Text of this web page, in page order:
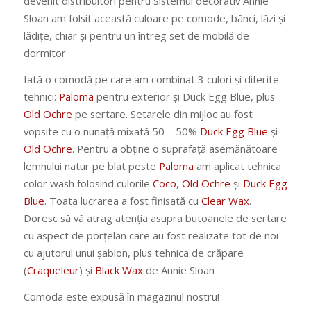
Sloan am folsit această culoare pe comode, bănci, lăzi și
lădițe, chiar și pentru un întreg set de mobilă de
dormitor.
Iată o comodă pe care am combinat 3 culori și diferite
tehnici: Paloma pentru exterior și Duck Egg Blue, plus
Old Ochre pe sertare. Setarele din mijloc au fost
vopsite cu o nunață mixată 50 – 50% Duck Egg Blue și
Old Ochre. Pentru a obține o suprafață asemănătoare
lemnului natur pe blat peste Paloma am aplicat tehnica
color wash folosind culorile Coco, Old Ochre și Duck Egg
Blue. Toata lucrarea a fost finisată cu Clear Wax.
Doresc să vă atrag atenția asupra butoanele de sertare
cu aspect de porțelan care au fost realizate tot de noi
cu ajutorul unui șablon, plus tehnica de crăpare
(Craqueleur) și Black Waxde Annie Sloan
Comoda este expusă în magazinul nostru!